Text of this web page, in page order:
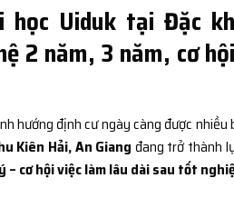
học Uiduk tại Đặc
2 năm, 3 năm, cơ
hướng định cư ngày càng được
Kiên Hải, An Giang đang trở thành
cơ hội việc làm lâu dài sau tốt